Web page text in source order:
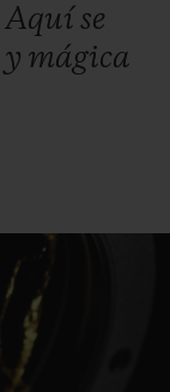
Aquí se
y mágica